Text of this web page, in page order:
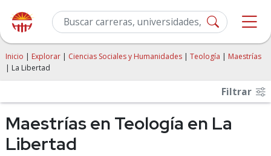
Inicio | Explorar | Ciencias Sociales y Humanidades | Teología | Maestrías
| La Libertad
Filtrar
Maestrías en Teología en La
Libertad